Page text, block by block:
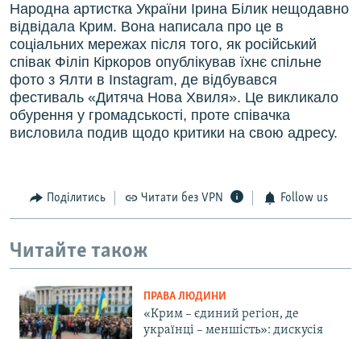
Народна артистка України Ірина Білик нещодавно
відвідала Крим. Вона написала про це в
соціальних мережах після того, як російський
співак Філіп Кіркоров опублікував їхнє спільне
фото з Ялти в Instagram, де відбувався
фестиваль «Дитяча Нова Хвиля». Це викликало
обурення у громадськості, проте співачка
висловила подив щодо критики на свою адресу.
Поділитись Читати без VPN Follow us
Читайте також
ПРАВА ЛЮДИНИ
«Крим – єдиний регіон, де
українці – меншість»: дискусія